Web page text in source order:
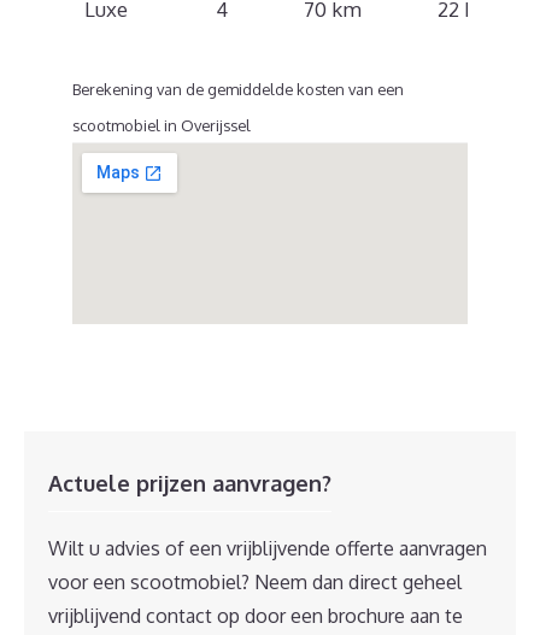
Luxe 4 70 km 22 km/u
Berekening van de gemiddelde kosten van een
scootmobiel in Overijssel
Actuele prijzen aanvragen?
Wilt u advies of een vrijblijvende offerte aanvragen
voor een scootmobiel? Neem dan direct geheel
vrijblijvend contact op door een brochure aan te